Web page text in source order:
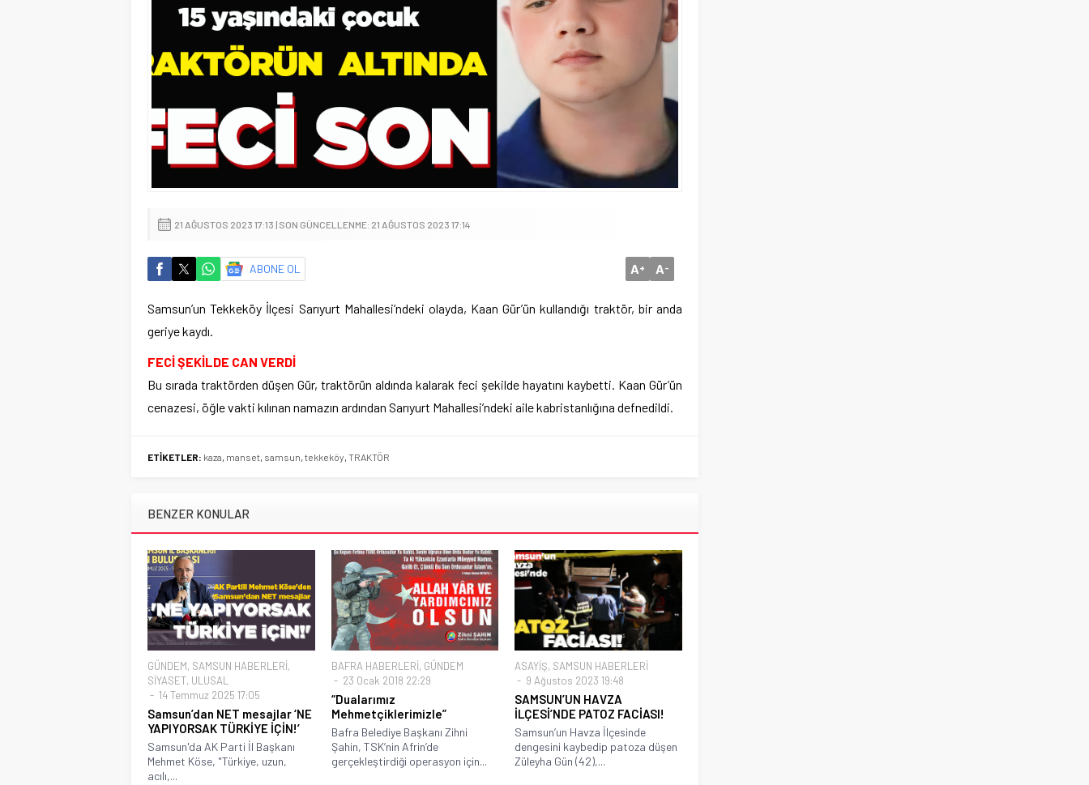
21 AĞUSTOS 2023 17:13 | SON GÜNCELLENME: 21 AĞUSTOS 2023 17:14
ABONE OL A+ A-
Samsun’un Tekkeköy İlçesi Sarıyurt Mahallesi’ndeki olayda, Kaan Gür’ün kullandığı traktör, bir anda
geriye kaydı.
FECİ ŞEKİLDE CAN VERDİ
Bu sırada traktörden düşen Gür, traktörün aldında kalarak feci şekilde hayatını kaybetti. Kaan Gür’ün
cenazesi, öğle vakti kılınan namazın ardından Sarıyurt Mahallesi’ndeki aile kabristanlığına defnedildi.
ETİKETLER: kaza, manset, samsun, tekkeköy, TRAKTÖR
BENZER KONULAR
GÜNDEM, SAMSUN HABERLERİ,
SİYASET, ULUSAL
14 Temmuz 2025 17:05
Samsun’dan NET mesajlar ‘NE
YAPIYORSAK TÜRKİYE İÇİN!’
Samsun'da AK Parti İl Başkanı
Mehmet Köse, "Türkiye, uzun,
acılı,...
BAFRA HABERLERİ, GÜNDEM
23 Ocak 2018 22:29
“Dualarımız
Mehmetçiklerimizle”
Bafra Belediye Başkanı Zihni
Şahin, TSK’nin Afrin’de
gerçekleştirdiği operasyon için...
ASAYİŞ, SAMSUN HABERLERİ
9 Ağustos 2023 19:48
SAMSUN’UN HAVZA
İLÇESİ’NDE PATOZ FACİASI!
Samsun’un Havza İlçesinde
dengesini kaybedip patoza düşen
Züleyha Gün (42),...